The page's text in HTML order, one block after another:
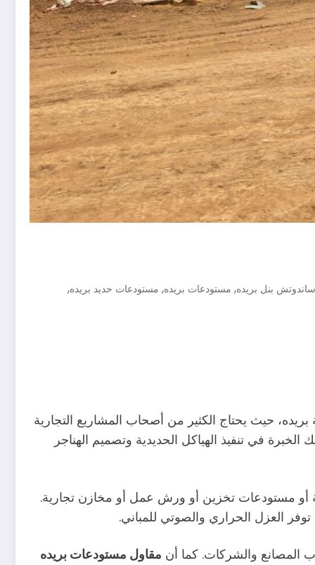
ساندوتش بنل بريده, مستودعات بريده, مستودعات حديد بريده,
حيث يحتاج الكثير من أصحاب المشاريع التجارية
الخبرة في تنفيذ الهياكل الحديدية وتصميم الهناجر
أو مستودعات تخزين أو ورش عمل أو مخازن تجارية.
العزل الحراري والصوتي للمباني.
المصانع والشركات. كما أن مقاول مستودعات بريده